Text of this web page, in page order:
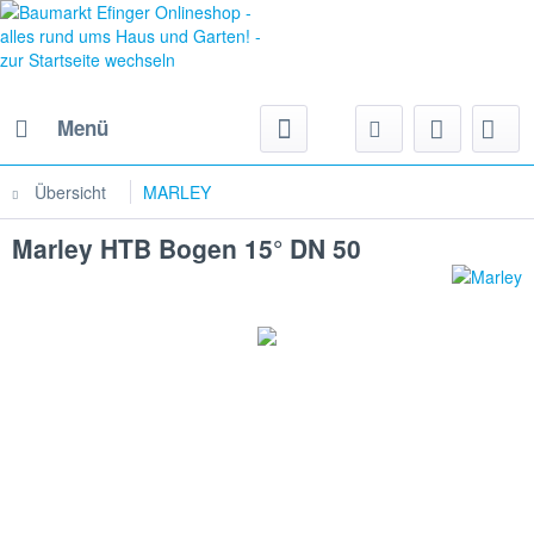
Menü
Übersicht MARLEY
Marley HTB Bogen 15° DN 50